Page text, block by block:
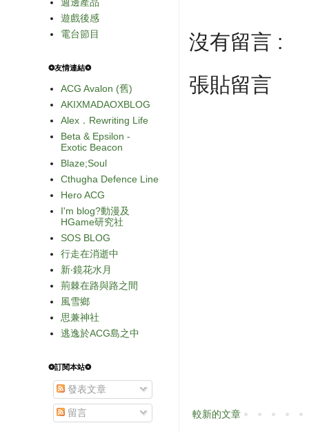
沒有留言 :
張貼留言
較新的文章
週邊產品
遊戲後感
電台節目
❂友情連結❂
ACG Avalon (舊)
AKIXMADAOXBLOG
Alex．Rewriting Life
Beta & Epsilon -
Exotic Beacon
Blaze;Soul
Cthugha Defence Line
Hero ACG
I'm blog?動漫及
HGame研究社
SOS BLOG
行走在消逝中
新‧鏡花水月
荊棘在路與路之間
風雪鄉
思兼神社
逃逸於ACG島之中
❂訂閱本站❂
發表文章
留言